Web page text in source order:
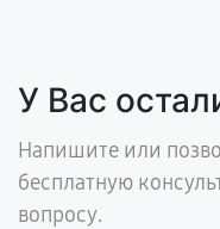
У Вас
Напишите или
бесплатную
вопросу.